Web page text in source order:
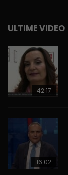
ULTIME VIDEO
42:17
16:02